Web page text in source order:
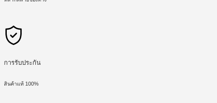
การรับประกัน
สินค้าแท้ 100%